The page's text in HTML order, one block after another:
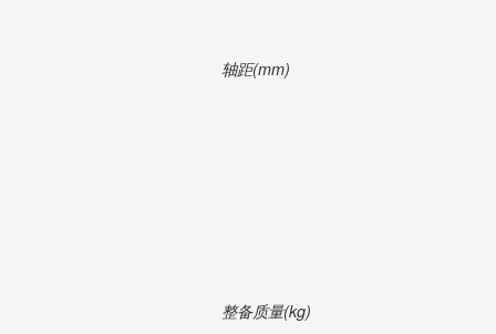
轴距(mm)
整备质量(kg)